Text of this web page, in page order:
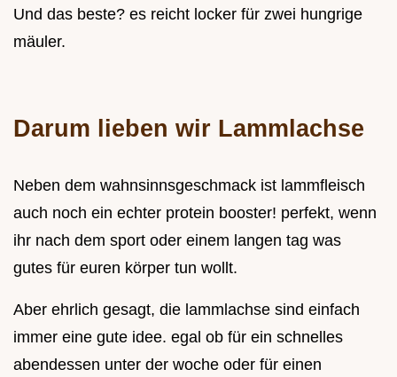
Und das beste? es reicht locker für zwei hungrige
mäuler.
Darum lieben wir Lammlachse
Neben dem wahnsinnsgeschmack ist lammfleisch
auch noch ein echter protein booster! perfekt, wenn
ihr nach dem sport oder einem langen tag was
gutes für euren körper tun wollt.
Aber ehrlich gesagt, die lammlachse sind einfach
immer eine gute idee. egal ob für ein schnelles
abendessen unter der woche oder für einen